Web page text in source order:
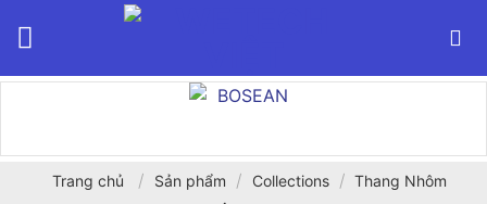
Trang chủ / Sản phẩm / Collections / Thang Nhôm